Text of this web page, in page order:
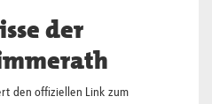
der
den offiziellen Link zum